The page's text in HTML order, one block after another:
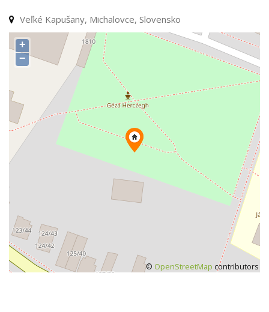
Veľké Kapušany, Michalovce, Slovensko
+
−
© OpenStreetMap contributors